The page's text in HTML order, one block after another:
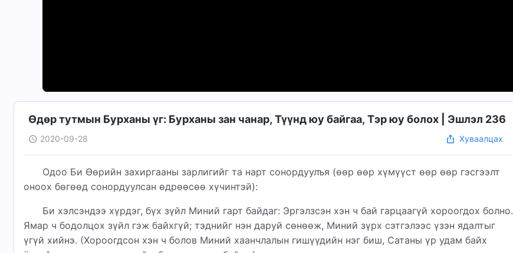
Өдөр тутмын Бурханы үг: Бурханы зан чанар, Түүнд юу байгаа, Тэр юу болох | Эшлэл 236
2020-09-28 Хуваалцах
Одоо Би Өөрийн захиргааны зарлигийг та нарт сонордуулъя (өөр өөр хүмүүст өөр өөр гэсгээлт
оноох бөгөөд сонордуулсан өдрөөсөө хүчинтэй):
Би хэлсэндээ хүрдэг, бүх зүйл Миний гарт байдаг: Эргэлзсэн хэн ч бай гарцаагүй хороогдох болно.
Ямар ч бодолцох зүйл гэж байхгүй; тэднийг нэн даруй сөнөөж, Миний зүрх сэтгэлээс үзэн ядалтыг
үгүй хийнэ. (Хороогдсон хэн ч болов Миний хаанчлалын гишүүдийн нэг биш, Сатаны үр удам байх